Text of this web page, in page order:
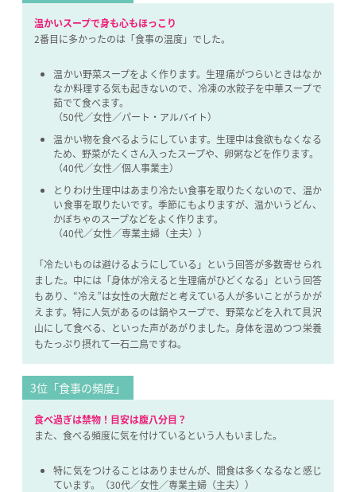
温かいスープで身も心もほっこり
2番目に多かったのは「食事の温度」でした。
温かい野菜スープをよく作ります。生理痛がつらいときはなか
なか料理する気も起きないので、 冷凍の水餃子を中華スープで
茹でて食べます。
（50代／女性／パート・アルバイト）
温かい物を食べるようにしています。生理中は食欲もなくなる
ため、野菜がたくさん入ったスープや、卵粥などを作ります。
（40代／女性／個人事業主）
とりわけ生理中はあまり冷たい食事を取りたくないので、温か
い食事を取りたいです。季節にもよりますが、温かいうどん、
かぼちゃのスープなどをよく作ります。
（40代／女性／専業主婦（主夫））
「冷たいものは避けるようにしている」という回答が多数寄せられ
ました。中には「身体が冷えると生理痛がひどくなる」という回答
もあり、“冷え”は女性の大敵だと考えている人が多いことがうかが
えます。特に人気があるのは鍋やスープで、野菜などを入れて具沢
山にして食べる、といった声があがりました。身体を温めつつ栄養
もたっぷり摂れて一石二鳥ですね。
3位「食事の頻度」
食べ過ぎは禁物！目安は腹八分目？
また、食べる頻度に気を付けているという人もいました。
特に気をつけることはありませんが、間食は多くなるなと感じ
ています。（30代／女性／専業主婦（主夫））